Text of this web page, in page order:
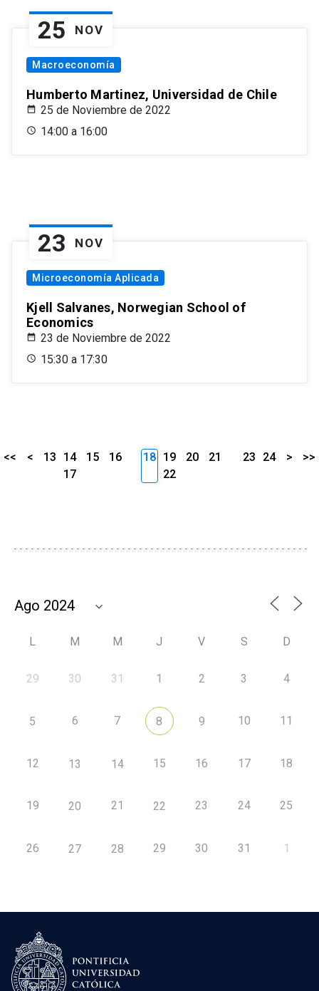
25 NOV
Macroeconomía
Humberto Martinez, Universidad de Chile
25 de Noviembre de 2022
14:00 a 16:00
23 NOV
Microeconomía Aplicada
Kjell Salvanes, Norwegian School of
Economics
23 de Noviembre de 2022
15:30 a 17:30
<< < 13 14 15
16
17
18 19 20
21
22
23 24 > >>
L M M J V S D
29 30 31 1 2 3 4
5 6 7 8 9 10 11
12 13 14 15 16 17 18
19 20 21 22 23 24 25
26 27 28 29 30 31 1